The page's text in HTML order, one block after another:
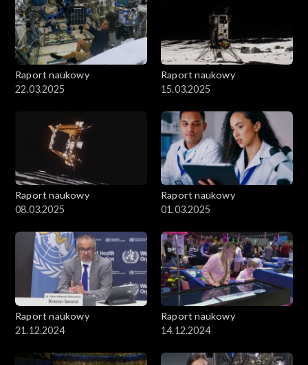
Raport naukowy
22.03.2025
Raport naukowy
15.03.2025
Raport naukowy
08.03.2025
Raport naukowy
01.03.2025
Raport naukowy
21.12.2024
Raport naukowy
14.12.2024